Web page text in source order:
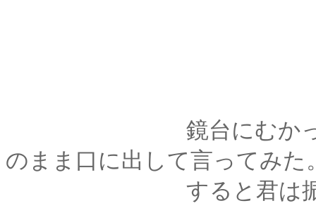
鏡台にむかって髪を
のまま口に出して言ってみた
すると君は振り向い